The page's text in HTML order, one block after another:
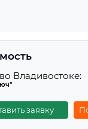
Владивостоке:
заявку